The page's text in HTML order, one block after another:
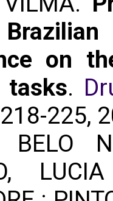
on
tasks.
225,
BELO